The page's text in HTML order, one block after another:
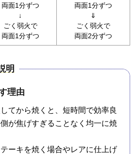
両面1分ずつ
↓
ごく弱火で
両面1分ずつ
両面1分ずつ
⇓
ごく弱火で
両面2分ずつ
明
理由
てから焼くと、短時間で効率良
が焦げすぎることなく均一に焼
ーキを焼く場合やレアに仕上げ